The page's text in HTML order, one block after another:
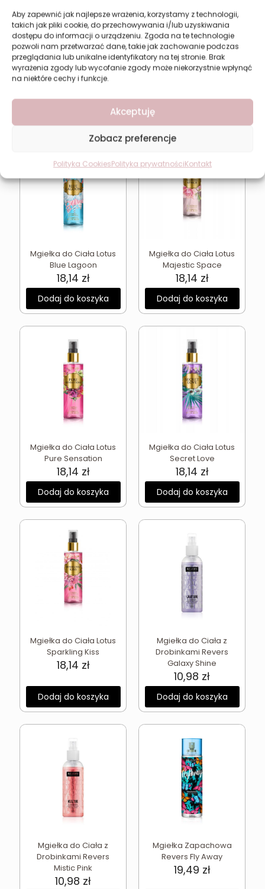
Aby zapewnić jak najlepsze wrażenia, korzystamy z technologii,
takich jak pliki cookie, do przechowywania i/lub uzyskiwania
dostępu do informacji o urządzeniu. Zgoda na te technologie
pozwoli nam przetwarzać dane, takie jak zachowanie podczas
przeglądania lub unikalne identyfikatory na tej stronie. Brak
wyrażenia zgody lub wycofanie zgody może niekorzystnie wpłynąć
na niektóre cechy i funkcje.
Akceptuję
Zobacz preferencje
Polityka CookiesPolityka prywatnościKontakt
Masło do Ciała Kokos
Pure Essence –
Intensywne Nawilżenie i
Regeneracja
11,92zł
Masło do Ciała Wanilia i
Olej Arganowy Dermo
Spa Pure Essence
11,92zł
Mgiełka do Ciała Lotus
Blue Lagoon
18,14 zł
Dodaj do koszyka
Mgiełka do Ciała Lotus
Majestic Space
18,14 zł
Dodaj do koszyka
Mgiełka do Ciała Lotus
Pure Sensation
18,14 zł
Dodaj do koszyka
Mgiełka do Ciała Lotus
Secret Love
18,14 zł
Dodaj do koszyka
Mgiełka do Ciała Lotus
Sparkling Kiss
18,14 zł
Dodaj do koszyka
Mgiełka do Ciała z
Drobinkami Revers
Galaxy Shine
10,98 zł
Dodaj do koszyka
Mgiełka do Ciała z
Drobinkami Revers
Mistic Pink
10,98 zł
Mgiełka Zapachowa
Revers Fly Away
19,49 zł